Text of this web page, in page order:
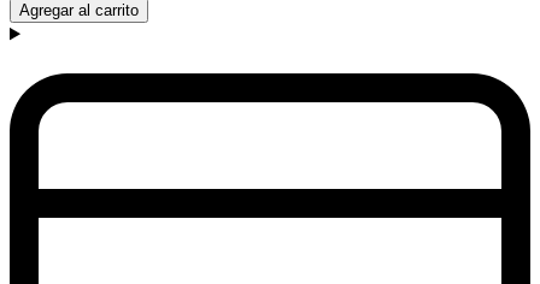
Agregar al carrito